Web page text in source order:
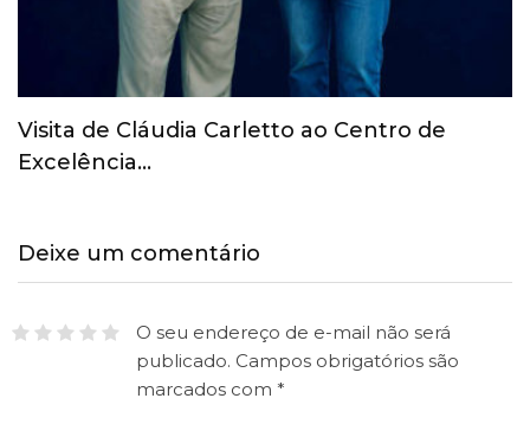
COI revoga suspensão provisória do Comitê
Olímpico Russo
Deixe um comentário
O seu endereço de e-mail não será
publicado. Campos obrigatórios são
marcados com *